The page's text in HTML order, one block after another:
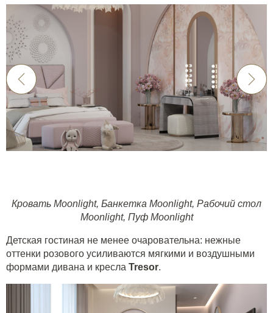
Кровать Moonlight, Банкетка Moonlight, Рабочий стол
Moonlight, Пуф Moonlight
Детская гостиная не менее очаровательна: нежные
оттенки розового усиливаются мягкими и воздушными
формами дивана и кресла Tresor.